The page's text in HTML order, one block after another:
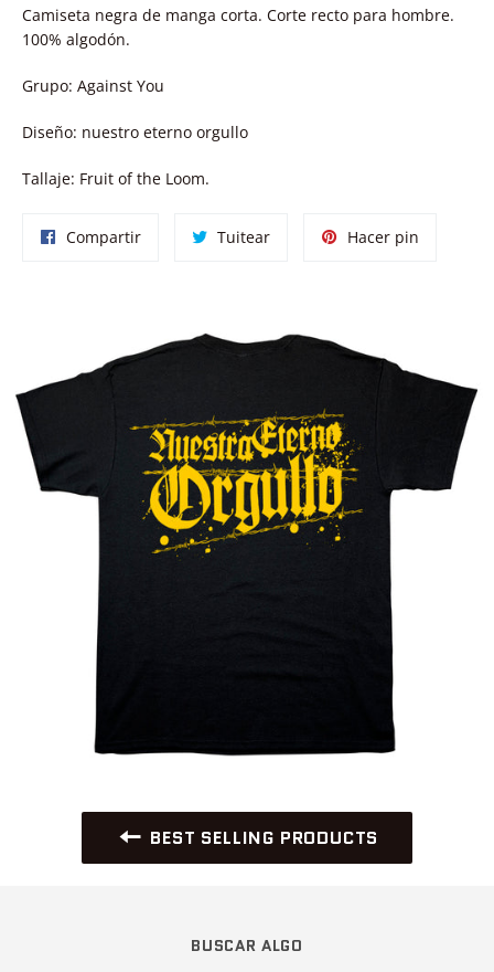
Camiseta negra de manga corta. Corte recto para hombre.
100% algodón.
Grupo: Against You
Diseño: nuestro eterno orgullo
Tallaje: Fruit of the Loom.
CompartirCompartir TuitearTuitear
Hacer pin
BEST SELLING PRODUCTS
BUSCAR ALGO